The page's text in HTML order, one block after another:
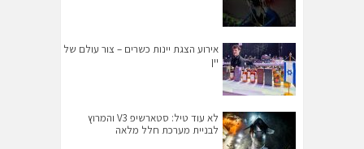
אירוע הצגת יינות כשרים – צור עולם של
יין
לא עוד טיל: סטארשיפ V3 והמרוץ
לבניית מערכת חלל מלאה